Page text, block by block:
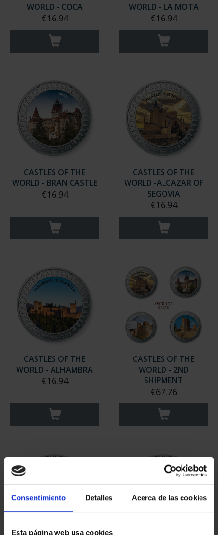
Consentimiento Detalles Acerca de las cookies
Esta página web usa cookies
WORLD - COCA
€16.94
WORLD - LA MOTA
€16.94
CASTLES OF THE
WORLD - BRAN CASTLE
€16.94
CASTLES OF THE
WORLD -ALCAZAR OF
SEGOVIA
€16.94
CASTLES OF THE
WORLD - ALHAMBRA
€16.94
CASTLES OF THE
WORLD - 2ND
SHIPMENT
€67.76